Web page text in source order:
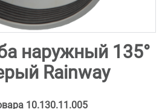
наружный 135°
Rainway
10.130.11.005